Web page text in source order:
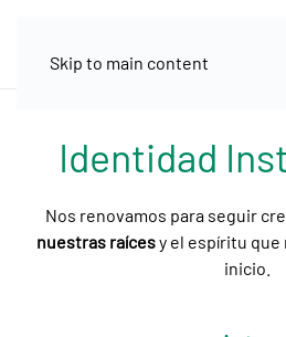
Skip to main content
Identidad
Nos renovamos para seguir
nuestras raícesy el espíritu que
inicio.